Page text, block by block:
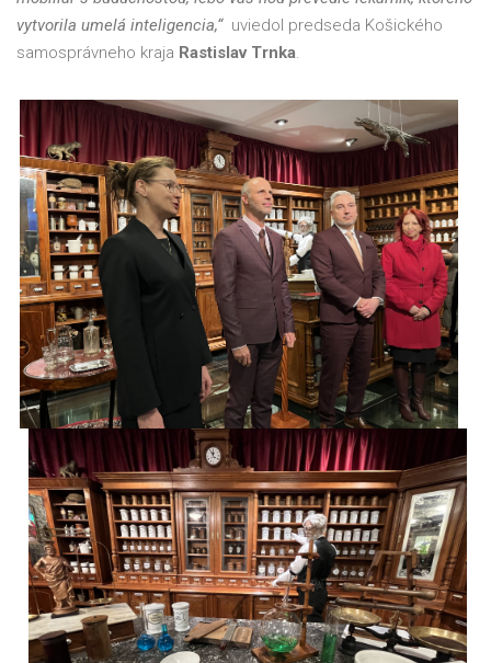
vytvorila umelá inteligencia,“ uviedol predseda Košického
samosprávneho kraja Rastislav Trnka.